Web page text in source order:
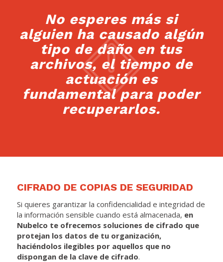
No esperes más si
alguien ha causado algún
tipo de daño en tus
archivos, el tiempo de
actuación es
fundamental para poder
recuperarlos.
CIFRADO DE COPIAS DE SEGURIDAD
Si quieres garantizar la confidencialidad e integridad de
la información sensible cuando está almacenada, en
Nubelco te ofrecemos soluciones de cifrado que
protejan los datos de tu organización,
haciéndolos ilegibles por aquellos que no
dispongan de la clave de cifrado.